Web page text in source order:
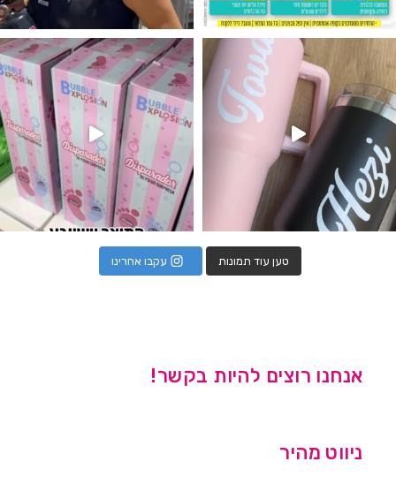
מטף לגילוי מין העובר חזר למלא
טען עוד תמונות עקבו אחרינו
אנחנו רוצים להיות בקשר!
ניווט מהיר